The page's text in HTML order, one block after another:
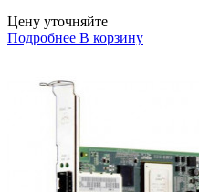
Цену уточняйте
Подробнее В корзину